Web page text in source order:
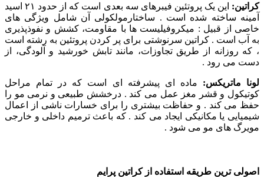
کراتین:
این یک پروتئین فیبرهای سه بعدی است که از حدود ۲۱ اسید
آمینه ساخته شده است . ساختارمولکولی آن شامل ویژگی های
خاصی از قبیل : میکروفیلیست ها با مقاومت، کشش و نفوذپذیری
به آب است . کراتین سرنوشتی برای پر کردن پروتئین به رشته است
، که روزانه از طریق تجاوزات، مانند تابش خورشید و آلودگی، از
دست می رود .
لونا ماتریکس: ماده ای پیشرفته ای است که در تمام مراحل
کوتیکول و قشر مغز عمل می کند . درخشش طبیعی و نرمی مو را
حفظ می کند . و حفاظت بیشتری را برای خسارات ناشی از اعمال
شیمیایی یا مکانیکی ایجاد می کند . که باعث ترمیم داخلی و خارجی
مویرگ های مو می شود .
اصولی ترین طریقه استفاده از کراتین پرایم